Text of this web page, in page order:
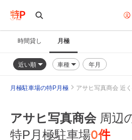
時間貸し 月極
近い順 車種 年月
月極駐車場の特P月極 アサヒ写真商会 近
アサヒ写真商会周辺
特P月極駐車場0件